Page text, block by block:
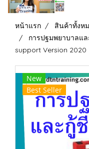
หน้าแรก สินค้าทั้งห
การปฐมพยาบาลแ
support Version 2020
New
Best Seller